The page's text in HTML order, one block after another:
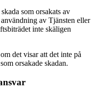
som orsakats av
av Tjänsten eller
inte skäligen
det visar att det inte på
orsakade skadan.